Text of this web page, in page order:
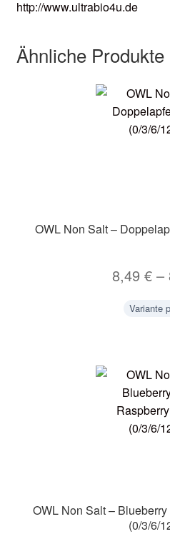
http://www.ultrabio4u.de
Ähnliche Produkte
OWL Non Salt –
8,49 €–
Variante
OWL Non Salt –
(0/3/6/